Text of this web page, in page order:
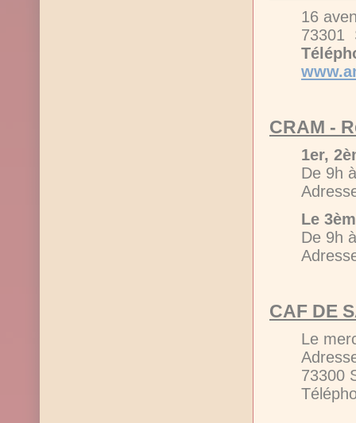
16
73301
CRAM -
1er,
De 9h
Le
De 9h
CAF DE
Le
73300